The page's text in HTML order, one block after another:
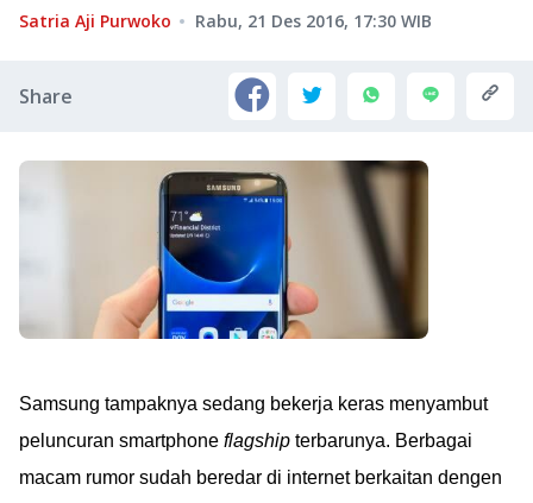
Satria Aji Purwoko Rabu, 21 Des 2016, 17:30 WIB
Share
Samsung tampaknya sedang bekerja keras menyambut
peluncuran smartphone flagship terbarunya. Berbagai
macam rumor sudah beredar di internet berkaitan dengen